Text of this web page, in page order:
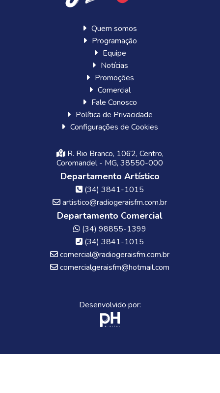
Quem somos
Programação
Equipe
Notícias
Promoções
Comercial
Fale Conosco
Política de Privacidade
Configurações de Cookies
R. Rio Branco, 1062, Centro,
Coromandel - MG, 38550-000
Departamento Artístico
(34) 3841-1015
artistico@radiogeraisfm.com.br
Departamento Comercial
(34) 98855-1399
(34) 3841-1015
comercial@radiogeraisfm.com.br
comercialgeraisfm@hotmail.com
Desenvolvido por: